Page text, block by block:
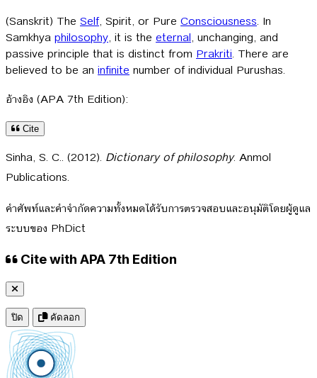
(Sanskrit) The Self, Spirit, or Pure Consciousness. In
Samkhya philosophy, it is the eternal, unchanging, and
passive principle that is distinct from Prakriti. There are
believed to be an infinite number of individual Purushas.
อ้างอิง (APA 7th Edition):
Cite
Sinha, S. C.. (2012). Dictionary of philosophy. Anmol
Publications.
คำศัพท์และคำจำกัดความทั้งหมดได้รับการตรวจสอบและอนุมัติโดยผู้ดูแล
ระบบของ PhDict
Cite with APA 7th Edition
ปิด คัดลอก